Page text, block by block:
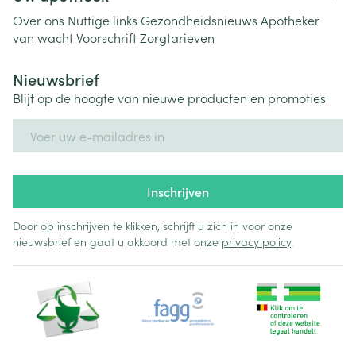
Over ons Nuttige links Gezondheidsnieuws Apotheker
van wachtVoorschriftZorgtarieven
Nieuwsbrief
Blijf op de hoogte van nieuwe producten en promoties
Inschrijven
Door op inschrijven te klikken, schrijft u zich in voor onze
nieuwsbrief en gaat u akkoord met onze privacy policy.